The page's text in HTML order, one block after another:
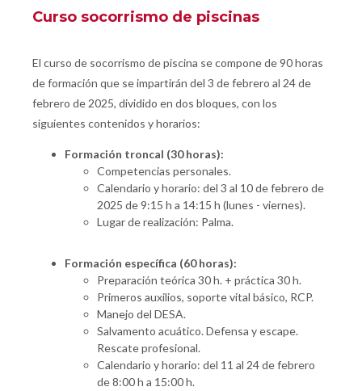
Curso socorrismo de piscinas
El curso de socorrismo de piscina se compone de 90 horas
de formación que se impartirán del 3 de febrero al 24 de
febrero de 2025, dividido en dos bloques, con los
siguientes contenidos y horarios:
Formación troncal (30 horas):
Competencias personales.
Calendario y horario: del 3 al 10 de febrero de
2025 de 9:15 h a 14:15 h (lunes - viernes).
Lugar de realización: Palma.
Formación específica (60 horas):
Preparación teórica 30 h. + práctica 30 h.
Primeros auxilios, soporte vital básico, RCP.
Manejo del DESA.
Salvamento acuático. Defensa y escape.
Rescate profesional.
Calendario y horario: del 11 al 24 de febrero
de 8:00 h a 15:00 h.